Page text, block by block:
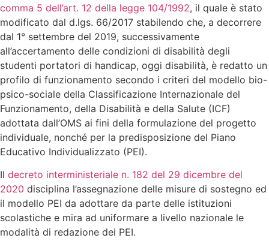
comma 5 dell’art. 12 della legge 104/1992, il quale è stato
modificato dal d.lgs. 66/2017 stabilendo che, a decorrere
dal 1° settembre del 2019, successivamente
all’accertamento delle condizioni di disabilità degli
studenti portatori di handicap, oggi disabilità, è redatto un
profilo di funzionamento secondo i criteri del modello bio-
psico-sociale della Classificazione Internazionale del
Funzionamento, della Disabilità e della Salute (ICF)
adottata dall’OMS ai fini della formulazione del progetto
individuale, nonché per la predisposizione del Piano
Educativo Individualizzato (PEI).
Il decreto interministeriale n. 182 del 29 dicembre del
2020 disciplina l’assegnazione delle misure di sostegno ed
il modello PEI da adottare da parte delle istituzioni
scolastiche e mira ad uniformare a livello nazionale le
modalità di redazione dei PEI.